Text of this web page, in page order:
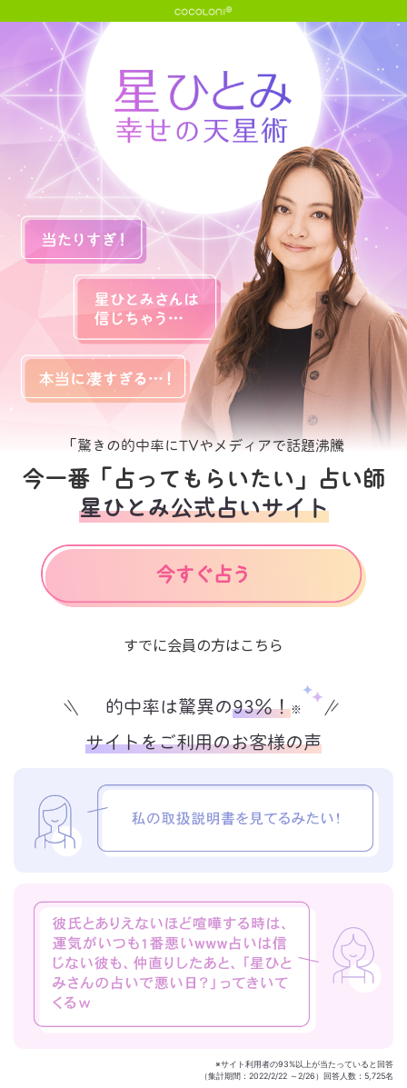
「驚きの的中率にTVやメディアで話題沸騰
今一番「占ってもらいたい」占い師
星ひとみ公式占いサイト
すでに会員の方はこちら
的中率は驚異の93%！※
サイトをご利用のお客様の声
※サイト利用者の93%以上が当たっていると回答
（集計期間：2022/2/22 ～2/26）回答人数：5,725名